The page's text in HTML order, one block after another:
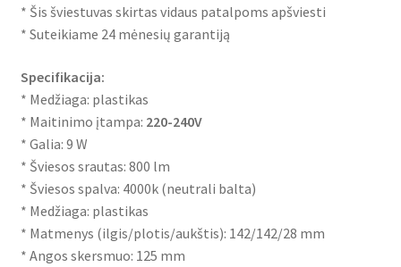
* Šis šviestuvas skirtas vidaus patalpoms apšviesti
* Suteikiame 24 mėnesių garantiją
Specifikacija:
* Medžiaga: plastikas
* Maitinimo įtampa: 220-240V
* Galia: 9 W
* Šviesos srautas: 800 lm
* Šviesos spalva: 4000k (neutrali balta)
* Medžiaga: plastikas
* Matmenys (ilgis/plotis/aukštis): 142/142/28 mm
* Angos skersmuo: 125 mm